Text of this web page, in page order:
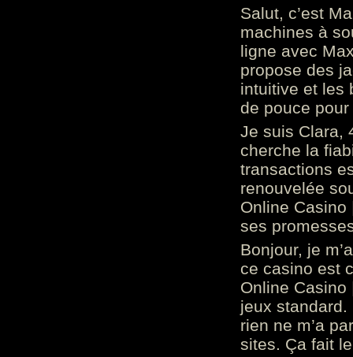
Salut, c’est
machines à
ligne avec
propose des
intuitive et les
de pouce
Je suis Clara,
cherche la
transactions
renouvelée
Online
ses
Bonjour, je
ce casino est
Online
jeux standard.
rien ne m’a
sites. Ça fait